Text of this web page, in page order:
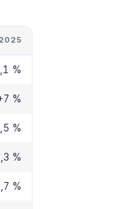
%
%
%
%
%